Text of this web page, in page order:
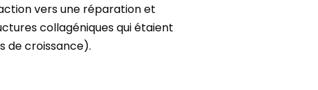
vers une réparation et
collagéniques qui étaient
de croissance).